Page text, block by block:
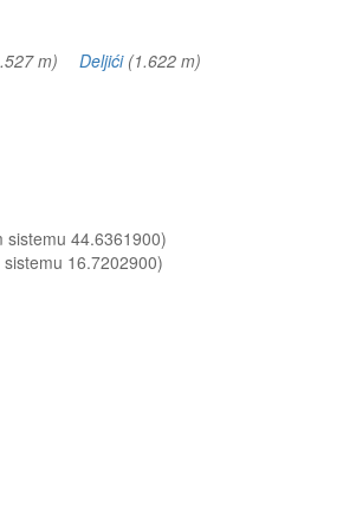
m) Deljići(1.622 m)
sistemu 44.6361900)
16.7202900)